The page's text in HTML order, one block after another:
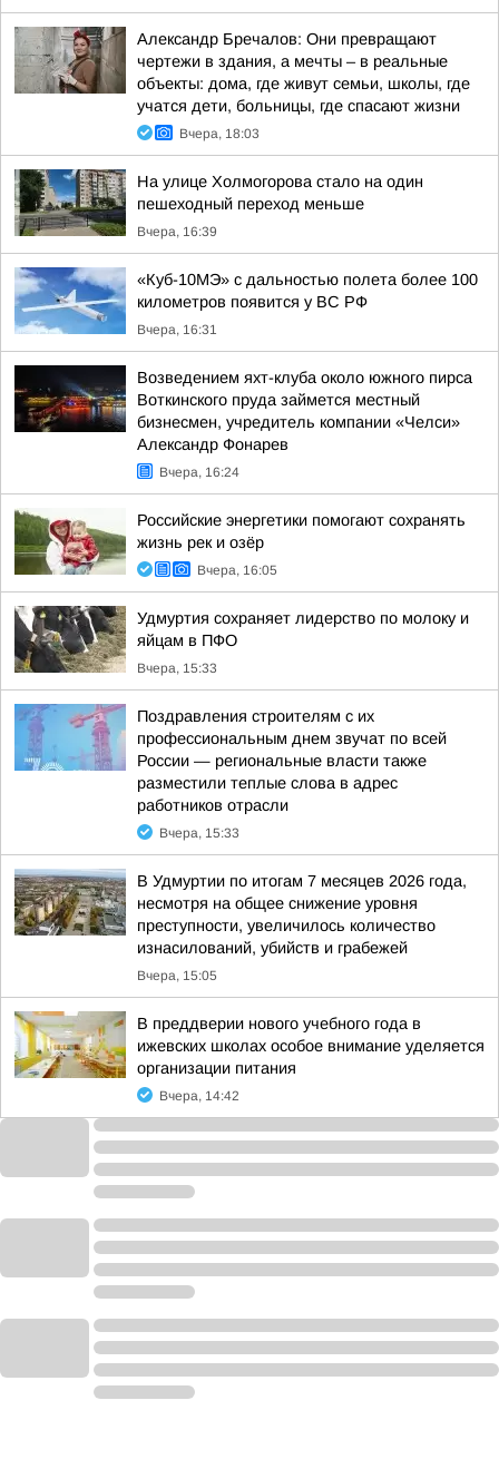
Александр Бречалов: Они превращают
чертежи в здания, а мечты – в реальные
объекты: дома, где живут семьи, школы, где
учатся дети, больницы, где спасают жизни
Вчера, 18:03
На улице Холмогорова стало на один
пешеходный переход меньше
Вчера, 16:39
«Куб-10МЭ» с дальностью полета более 100
километров появится у ВС РФ
Вчера, 16:31
Возведением яхт-клуба около южного пирса
Воткинского пруда займется местный
бизнесмен, учредитель компании «Челси»
Александр Фонарев
Вчера, 16:24
Российские энергетики помогают сохранять
жизнь рек и озёр
Вчера, 16:05
Удмуртия сохраняет лидерство по молоку и
яйцам в ПФО
Вчера, 15:33
Поздравления строителям с их
профессиональным днем звучат по всей
России — региональные власти также
разместили теплые слова в адрес
работников отрасли
Вчера, 15:33
В Удмуртии по итогам 7 месяцев 2026 года,
несмотря на общее снижение уровня
преступности, увеличилось количество
изнасилований, убийств и грабежей
Вчера, 15:05
В преддверии нового учебного года в
ижевских школах особое внимание уделяется
организации питания
Вчера, 14:42